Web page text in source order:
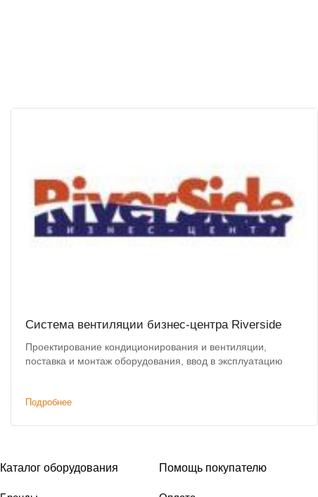
Система вентиляции бизнес-центра Riverside
Проектирование кондиционирования и вентиляции,
поставка и монтаж оборудования, ввод в эксплуатацию
Подробнее
Каталог оборудования Помощь покупателю